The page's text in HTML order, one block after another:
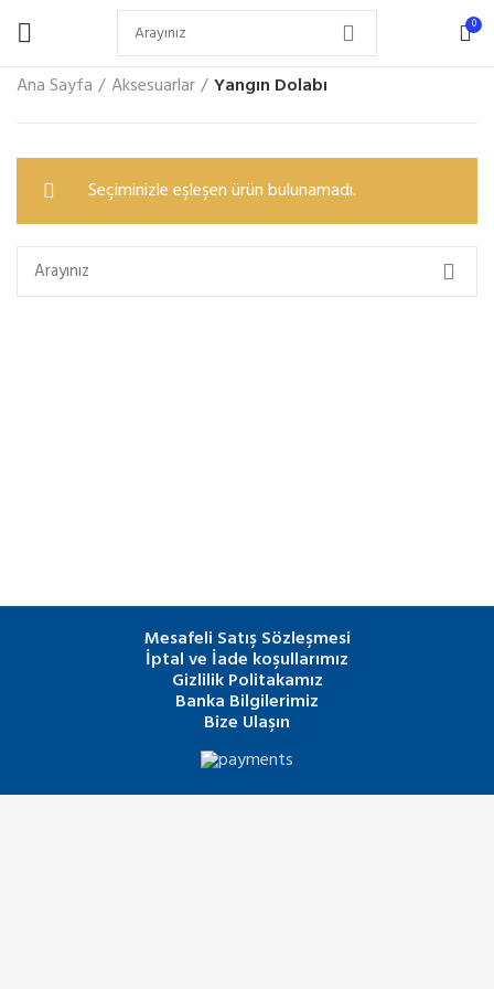
0
Ana Sayfa Aksesuarlar Yangın Dolabı
Seçiminizle eşleşen ürün bulunamadı.
Mesafeli Satış Sözleşmesi
İptal ve İade koşullarımız
Gizlilik Politakamız
Banka Bilgilerimiz
Bize Ulaşın